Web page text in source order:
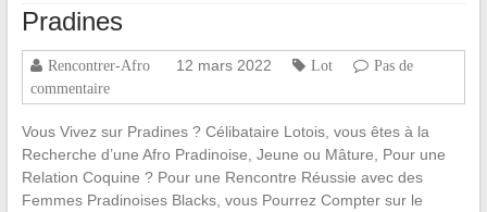
Pradines
Rencontrer-Afro 12 mars 2022 Lot
Pas de
commentaire
Vous Vivez sur Pradines ? Célibataire Lotois, vous êtes à la
Recherche d’une Afro Pradinoise, Jeune ou Mâture, Pour une
Relation Coquine ? Pour une Rencontre Réussie avec des
Femmes Pradinoises Blacks, vous Pourrez Compter sur le